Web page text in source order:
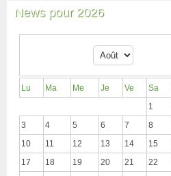
News pour 2026
Lu Ma Me Je Ve Sa
1
3
4 5 6 7 8
10
11 12 13 14 15
17
18 19 20 21 22